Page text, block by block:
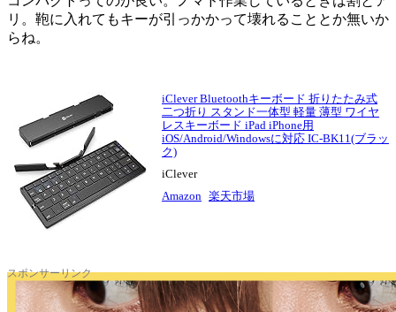
リ。鞄に入れてもキーが引っかかって壊れることとか無いか
らね。
iClever Bluetoothキーボード 折りたたみ式
二つ折り スタンド一体型 軽量 薄型 ワイヤ
レスキーボード iPad iPhone用
iOS/Android/Windowsに対応 IC-BK11(ブラッ
ク)
iClever
Amazon 楽天市場